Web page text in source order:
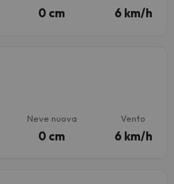
0 cm 6 km/h
Neve nuova
0 cm
Vento
6 km/h